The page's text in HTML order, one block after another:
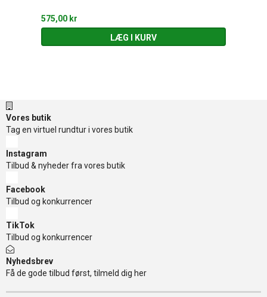
575,00 kr
LÆG I KURV
Vores butik
Tag en virtuel rundtur i vores butik
Instagram
Tilbud & nyheder fra vores butik
Facebook
Tilbud og konkurrencer
TikTok
Tilbud og konkurrencer
Nyhedsbrev
Få de gode tilbud først, tilmeld dig her